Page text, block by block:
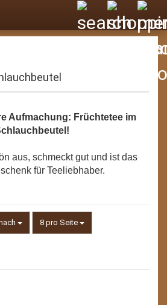
Aufmachung: Früchtetee im
aus, schmeckt gut und ist das
für Teeliebhaber.
8 pro Seite
pro Seite